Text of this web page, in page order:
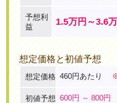
予想利
益
1.5万円～3.6
想定価格と初値予想
想定価格 460円あたり
初値予想 600円 ～ 800円